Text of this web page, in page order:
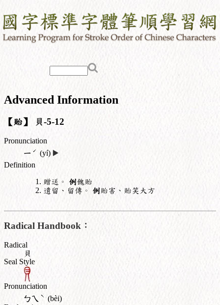
Advanced Information
【貽】 貝-5-12
Pronunciation
ㄧ ˊ (yí) ▶️
Definition
贈送。 例餽貽
遺留、留傳。 例貽害、貽笑大方
Radical Handbook：
Radical
貝
Seal Style
Pronunciation
ㄅㄟ ˋ (bèi)